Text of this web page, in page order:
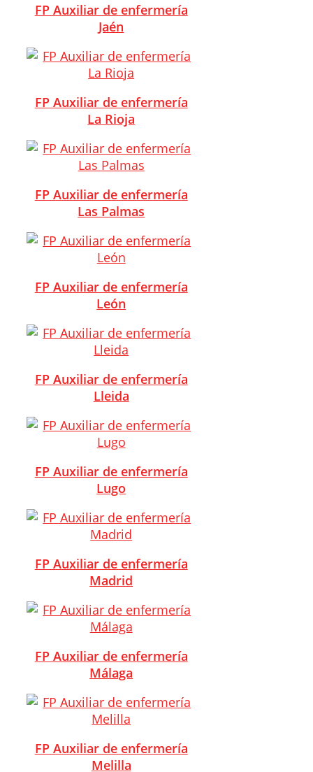
FP Auxiliar de enfermería
Jaén
FP Auxiliar de enfermería
La Rioja
FP Auxiliar de enfermería
Las Palmas
FP Auxiliar de enfermería
León
FP Auxiliar de enfermería
Lleida
FP Auxiliar de enfermería
Lugo
FP Auxiliar de enfermería
Madrid
FP Auxiliar de enfermería
Málaga
FP Auxiliar de enfermería
Melilla